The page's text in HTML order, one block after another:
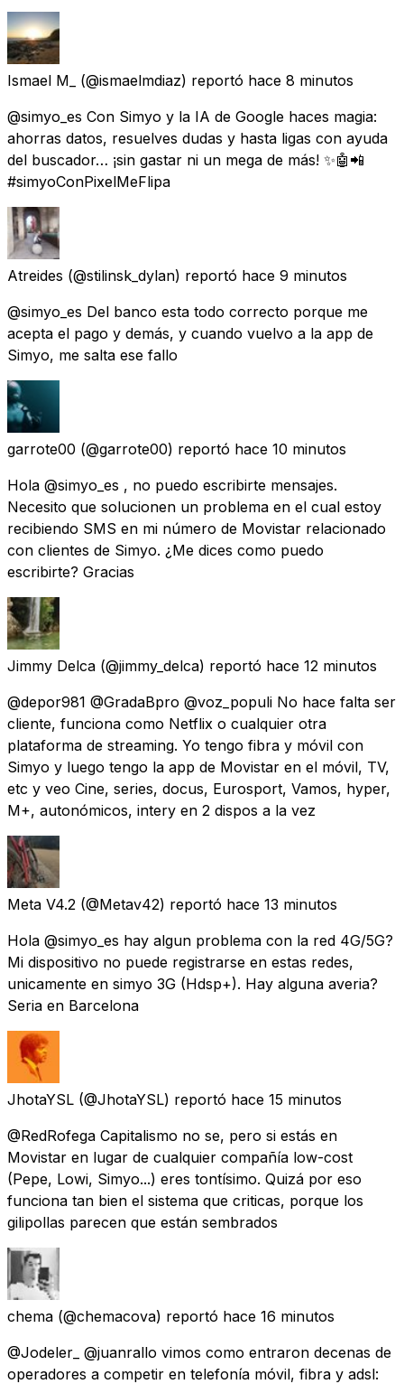
Ismael M_ (@ismaelmdiaz) reportó hace 8 minutos
@simyo_es Con Simyo y la IA de Google haces magia:
ahorras datos, resuelves dudas y hasta ligas con ayuda
del buscador… ¡sin gastar ni un mega de más! ✨🤖📲
#simyoConPixelMeFlipa
Atreides (@stilinsk_dylan) reportó hace 9 minutos
@simyo_es Del banco esta todo correcto porque me
acepta el pago y demás, y cuando vuelvo a la app de
Simyo, me salta ese fallo
garrote00 (@garrote00) reportó hace 10 minutos
Hola @simyo_es , no puedo escribirte mensajes.
Necesito que solucionen un problema en el cual estoy
recibiendo SMS en mi número de Movistar relacionado
con clientes de Simyo. ¿Me dices como puedo
escribirte? Gracias
Jimmy Delca (@jimmy_delca) reportó hace 12 minutos
@depor981 @GradaBpro @voz_populi No hace falta ser
cliente, funciona como Netflix o cualquier otra
plataforma de streaming. Yo tengo fibra y móvil con
Simyo y luego tengo la app de Movistar en el móvil, TV,
etc y veo Cine, series, docus, Eurosport, Vamos, hyper,
M+, autonómicos, intery en 2 dispos a la vez
Meta V4.2 (@Metav42) reportó hace 13 minutos
Hola @simyo_es hay algun problema con la red 4G/5G?
Mi dispositivo no puede registrarse en estas redes,
unicamente en simyo 3G (Hdsp+). Hay alguna averia?
Seria en Barcelona
JhotaYSL (@JhotaYSL) reportó hace 15 minutos
@RedRofega Capitalismo no se, pero si estás en
Movistar en lugar de cualquier compañía low-cost
(Pepe, Lowi, Simyo...) eres tontísimo. Quizá por eso
funciona tan bien el sistema que criticas, porque los
gilipollas parecen que están sembrados
chema (@chemacova) reportó hace 16 minutos
@Jodeler_ @juanrallo vimos como entraron decenas de
operadores a competir en telefonía móvil, fibra y adsl: